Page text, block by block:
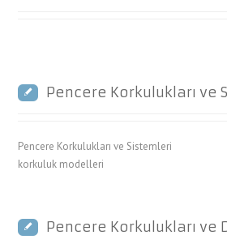
Pencere Korkulukları ve
Pencere Korkulukları ve
korkuluk modelleri
Pencere Korkulukları ve